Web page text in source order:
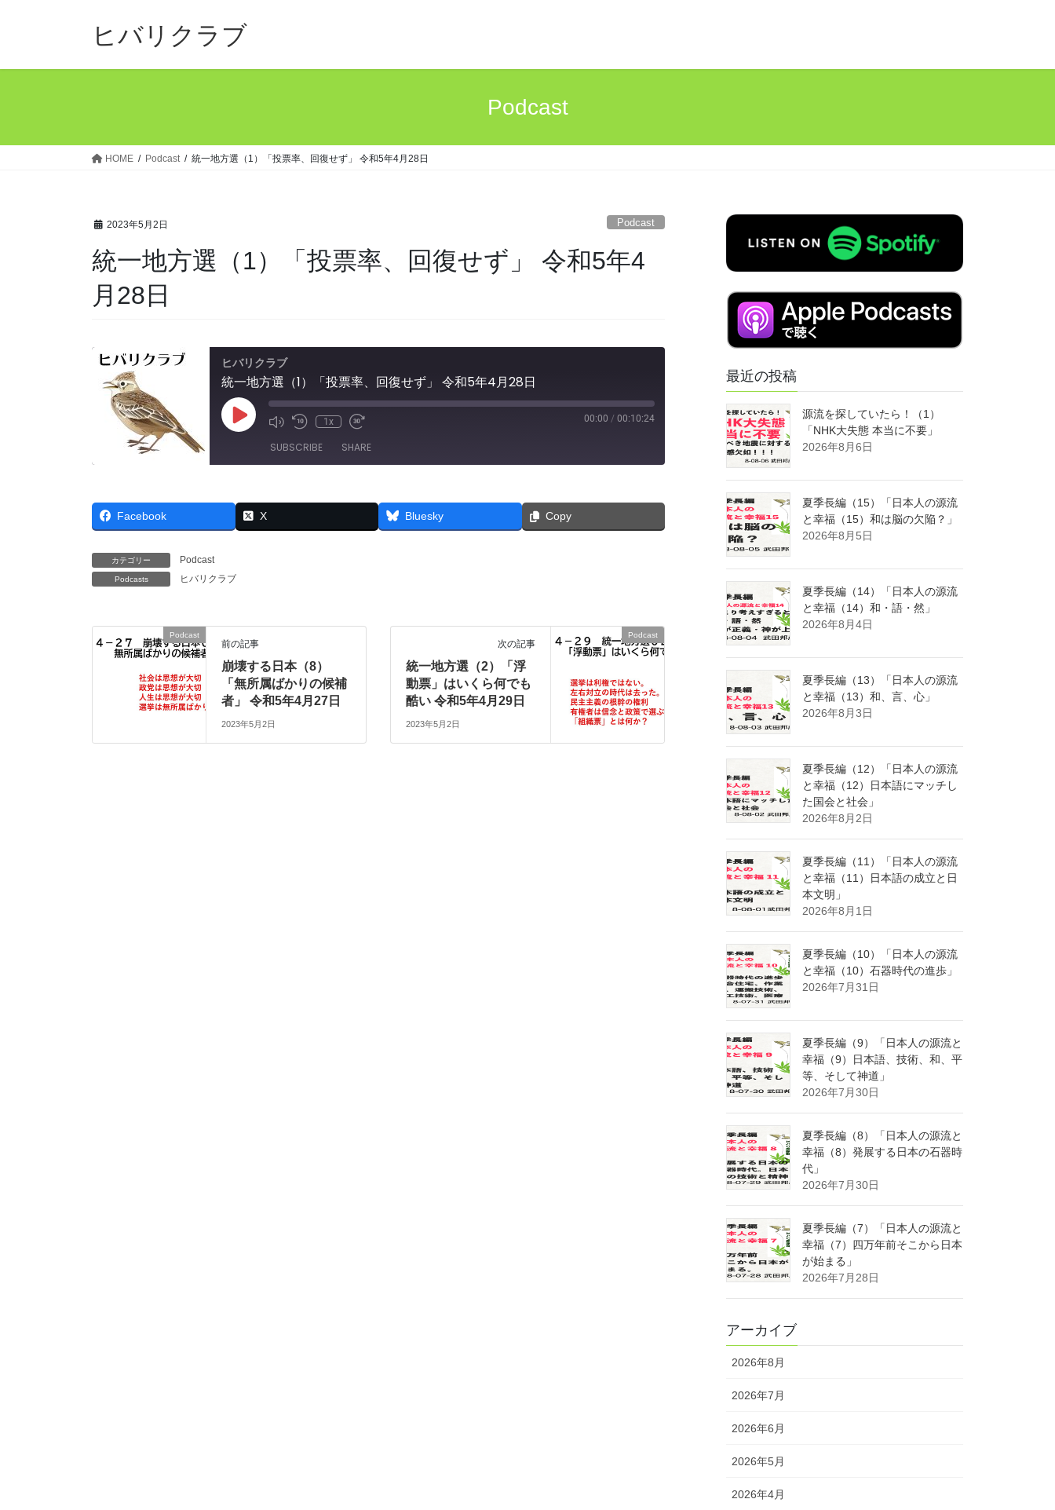
ヒバリクラブ
Podcast
HOME Podcast 統一地方選（1）「投票率、回復せず」 令和5年4月28日
2023年5月2日 Podcast
統一地方選（1）「投票率、回復せず」 令和5年4
月28日
ヒバリクラブ
統一地方選（1）「投票率、回復せず」 令和5年4月28日
Play
EpisodeMute/Unmute
Rewind
Seconds
1x
Fast
30
seconds
00:00 / 00:10:24
SUBSCRIBE SHARE
RSS FEED
LINK
EMBED
Facebook X Bluesky Copy
カテゴリー Podcast
Podcasts ヒバリクラブ
Podcast
前の記事
崩壊する日本（8）
「無所属ばかりの候補
者」 令和5年4月27日
2023年5月2日
Podcast
次の記事
統一地方選（2）「浮
動票」はいくら何でも
酷い 令和5年4月29日
2023年5月2日
最近の投稿
源流を探していたら！（1）
「NHK大失態 本当に不要」
2026年8月6日
夏季長編（15）「日本人の源流
と幸福（15）和は脳の欠陥？」
2026年8月5日
夏季長編（14）「日本人の源流
と幸福（14）和・語・然」
2026年8月4日
夏季長編（13）「日本人の源流
と幸福（13）和、言、心」
2026年8月3日
夏季長編（12）「日本人の源流
と幸福（12）日本語にマッチし
た国会と社会」
2026年8月2日
夏季長編（11）「日本人の源流
と幸福（11）日本語の成立と日
本文明」
2026年8月1日
夏季長編（10）「日本人の源流
と幸福（10）石器時代の進歩」
2026年7月31日
夏季長編（9）「日本人の源流と
幸福（9）日本語、技術、和、平
等、そして神道」
2026年7月30日
夏季長編（8）「日本人の源流と
幸福（8）発展する日本の石器時
代」
2026年7月30日
夏季長編（7）「日本人の源流と
幸福（7）四万年前そこから日本
が始まる」
2026年7月28日
アーカイブ
2026年8月
2026年7月
2026年6月
2026年5月
2026年4月